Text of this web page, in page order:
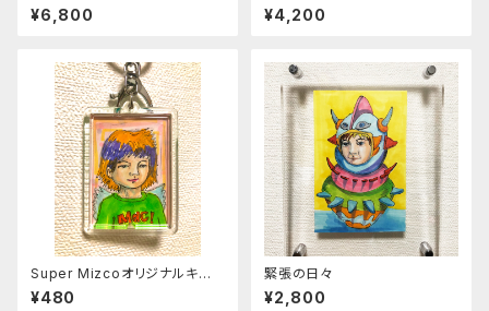
¥6,800 ¥4,200
Super Mizcoオリジナルキー
ホルダー002
¥480
緊張の日々
¥2,800